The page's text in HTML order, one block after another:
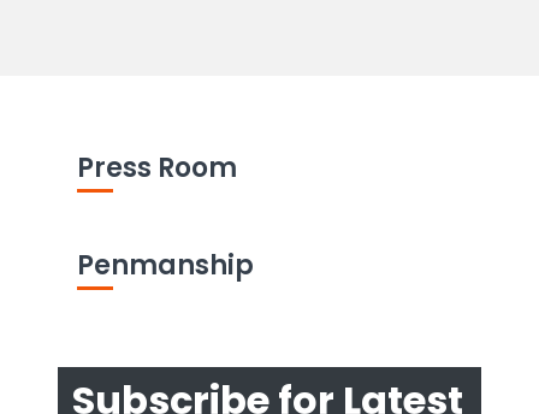
Press Room
Penmanship
Subscribe for Latest